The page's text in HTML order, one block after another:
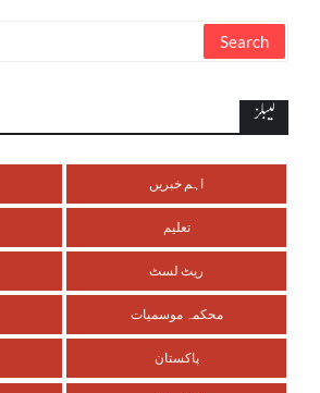
لیبلز
اہم خبریں
تعلیم
ریٹ لسٹ
محکمہ موسمیات
پاکستان